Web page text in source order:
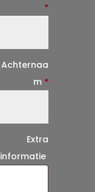
*
Achternaa
m *
Extra
informatie